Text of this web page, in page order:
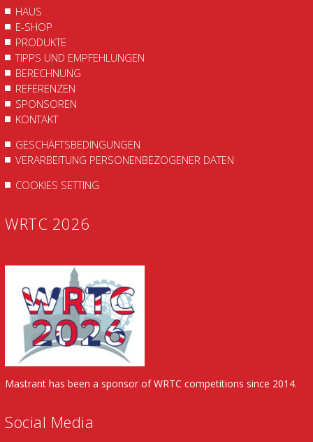
HAUS
E-SHOP
PRODUKTE
TIPPS UND EMPFEHLUNGEN
BERECHNUNG
REFERENZEN
SPONSOREN
KONTAKT
GESCHÄFTSBEDINGUNGEN
VERARBEITUNG PERSONENBEZOGENER DATEN
COOKIES SETTING
WRTC 2026
Mastrant has been a sponsor of WRTC competitions since 2014.
Social Media